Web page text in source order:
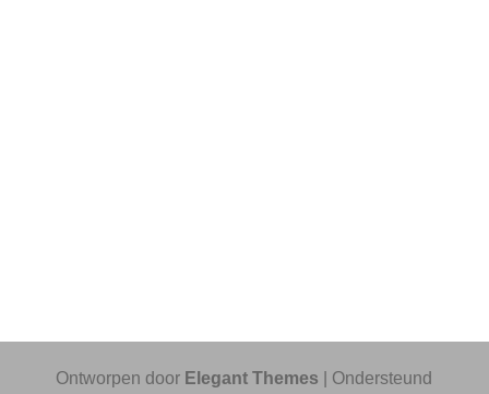
Ontworpen door Elegant Themes | Ondersteund